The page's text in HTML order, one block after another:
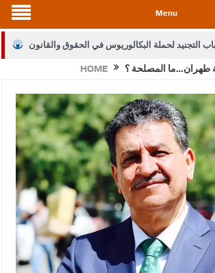
Menu
التجنيد لحملة البكالوريوس في الحقوق والقانون
الوصاية الهاشمية التاريخية على المقدسات
الإسلامية والمسيحية
كغم مواد مخدرة
النواب يقر مشروع تعديل قانون الملكية العقارية
تحرير الصحف اليومية ويؤكد حرص مجلس النواب
على شراكة فاعلة مع الإعلام
العلم (الدفعة الثالثة) إلى مراجعة منصة خدمة
العلم
HOME طهران…ما المصلحة ؟